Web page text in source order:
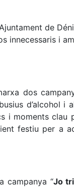
de
innecessaris i
dos
d’alcohol i
i moments clau
festiu per a
campanya “Jo